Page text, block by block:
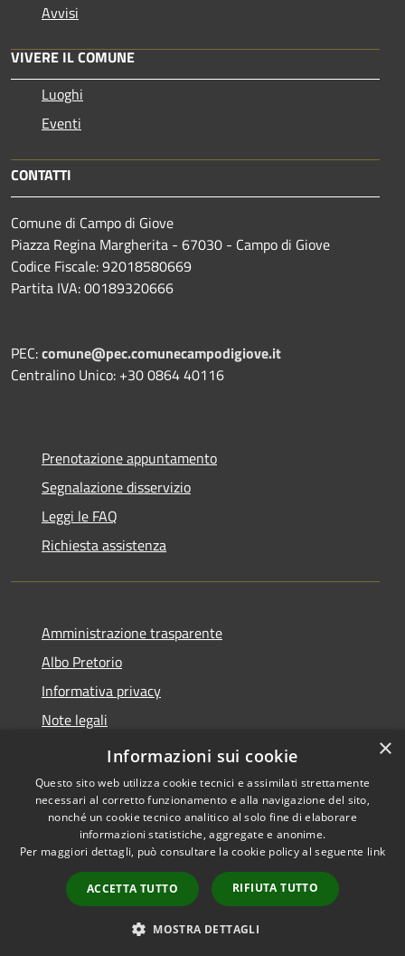
Avvisi
VIVERE IL COMUNE
Luoghi
Eventi
CONTATTI
Comune di Campo di Giove
Piazza Regina Margherita - 67030 - Campo di Giove
Codice Fiscale: 92018580669
Partita IVA: 00189320666
PEC:comune@pec.comunecampodigiove.it
Centralino Unico: +30 0864 40116
Prenotazione appuntamento
Segnalazione disservizio
Leggi le FAQ
Richiesta assistenza
Amministrazione trasparente
Albo Pretorio
Informativa privacy
Note legali
Dichiarazione di accessibilità
Accessibilità
Copyright © 2026 • Comune di
Campo di Giove • Powered by
Municipium•
Accesso
redazione
×
Informazioni sui cookie
Questo sito web utilizza cookie tecnici e assimilati strettamente
necessari al corretto funzionamento e alla navigazione del sito,
nonché un cookie tecnico analitico al solo fine di elaborare
informazioni statistiche, aggregate e anonime.
Per maggiori dettagli, può consultare la cookie policy al seguente link
ACCETTA TUTTO RIFIUTA TUTTO
MOSTRA DETTAGLI